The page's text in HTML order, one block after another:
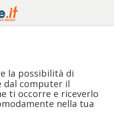
la possibilità di
dal computer il
ti occorre e riceverlo
nella tua